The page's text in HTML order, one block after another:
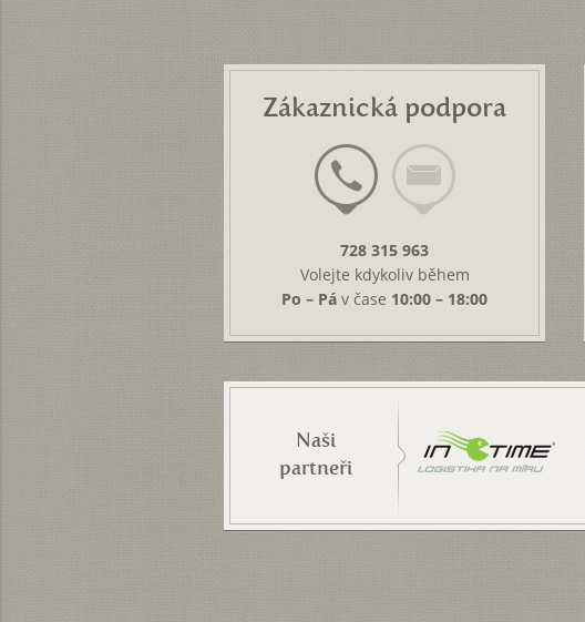
Zákaznická podpora
728 315 963
Volejte kdykoliv během
Po – Pá v čase 10:00 – 18:00
Naši
partneři